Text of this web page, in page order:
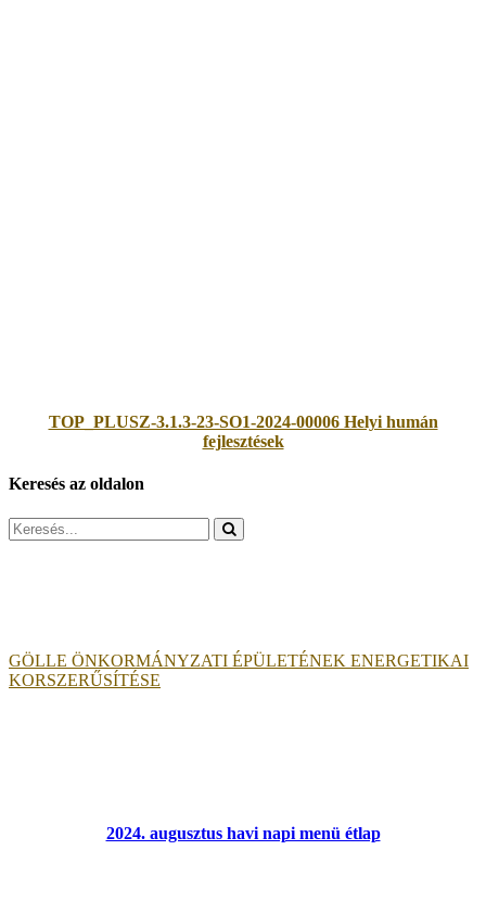
TOP_PLUSZ-3.1.3-23-SO1-2024-00006 Helyi humán
fejlesztések
Keresés az oldalon
Search
for:
GÖLLE ÖNKORMÁNYZATI ÉPÜLETÉNEK ENERGETIKAI
KORSZERŰSÍTÉSE
2024. augusztus havi napi menü étlap